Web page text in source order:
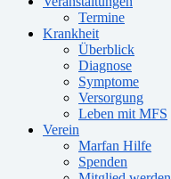
Termine
Krankheit
Überblick
Diagnose
Symptome
Versorgung
Leben mit MFS
Verein
Marfan Hilfe
Spenden